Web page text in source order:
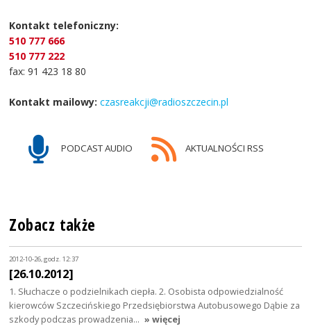
Kontakt telefoniczny:
510 777 666
510 777 222
fax: 91 423 18 80
Kontakt mailowy: czasreakcji@radioszczecin.pl
PODCAST AUDIO AKTUALNOŚCI RSS
Zobacz także
2012-10-26, godz. 12:37
[26.10.2012]
1. Słuchacze o podzielnikach ciepła. 2. Osobista odpowiedzialność
kierowców Szczecińskiego Przedsiębiorstwa Autobusowego Dąbie za
szkody podczas prowadzenia… » więcej